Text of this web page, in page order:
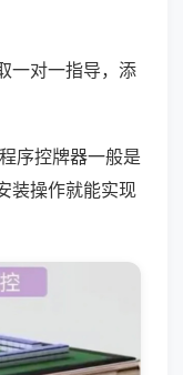
一对一指导，添
序控牌器一般是
装操作就能实现